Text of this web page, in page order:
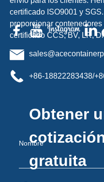
Nombre
certificado ISO9001 y
proporcionar
certificado CCS, BV, LR,
+86-18822283438/
Obtener
gratuita